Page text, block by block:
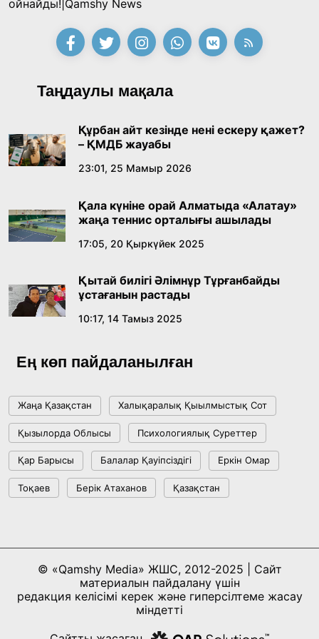
18:39, 23 Шілде 2026
Қонаев қаласының әкімі «Славян базары»
байқауының жеңімпазы Ақерке Амалятты
16:27, 23 Шілде 2026
Қазақ тіліндегі «құт» концептісінің
09:21, 21 Шілде 2026
Абайдың адам тәрбиесі туралы
18:59, 20 Шілде 2026
ме, әлде бәсекелесі ме?
Ұлттық архивтің ашылғанына 20 жыл: негізгі
жетістіктері мен даму бағыты
17:09, 20 Шілде 2026
18:22, 17 Шілде 2026
АЛТЫН ОРДА ТАРИХЫН ОҚЫТУДЫҢ
ИННОВАЦИЯЛЫҚ ТӘСІЛДЕРІ ЕНГІЗІЛЕДІ
ойнайды!|Qamshy News
Таңдаулы мақала
Құрбан айт кезінде нені ескеру қажет?
– ҚМДБ жауабы
23:01, 25 Мамыр 2026
Қала күніне орай Алматыда «Алатау»
жаңа теннис орталығы ашылады
17:05, 20 Қыркүйек 2025
Қытай билігі Әлімнұр Тұрғанбайды
ұстағанын растады
10:17, 14 Тамыз 2025
Ең көп пайдаланылған
Жаңа Қазақстан Халықаралық Қыылмыстық Сот
Қызылорда Облысы Психологиялық Суреттер
Қар Барысы Балалар Қауіпсіздігі Еркін Омар
Тоқаев Берік Атаханов Қазақстан
© «Qamshy Media» ЖШС, 2012-2025 | Сайт
материалын пайдалану үшін
редакция келісімі керек және гиперсілтеме жасау
міндетті